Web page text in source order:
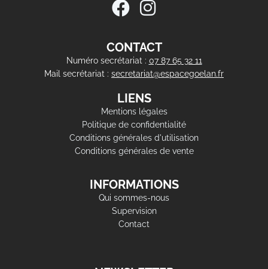
CONTACT
Numéro secrétariat : 07 87 65 32 11
Mail secrétariat : secretariat@espacegoelan.fr
LIENS
Mentions légales
Politique de confidentialité
Conditions générales d'utilisation
Conditions générales de vente
INFORMATIONS
Qui sommes-nous
Supervision
Contact